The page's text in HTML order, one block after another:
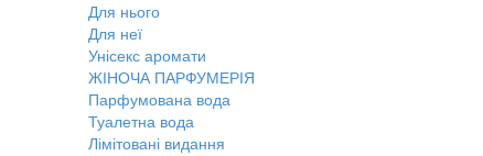
Для нього
Для неї
Унісекс аромати
ЖІНОЧА ПАРФУМЕРІЯ
Парфумована вода
Туалетна вода
Лімітовані видання